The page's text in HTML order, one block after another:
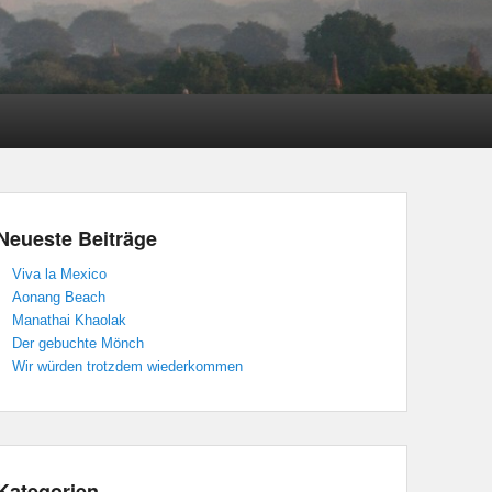
Beiträge
Viva la Mexico
Aonang Beach
Manathai Khaolak
Der gebuchte Mönch
Wir würden trotzdem wiederkommen